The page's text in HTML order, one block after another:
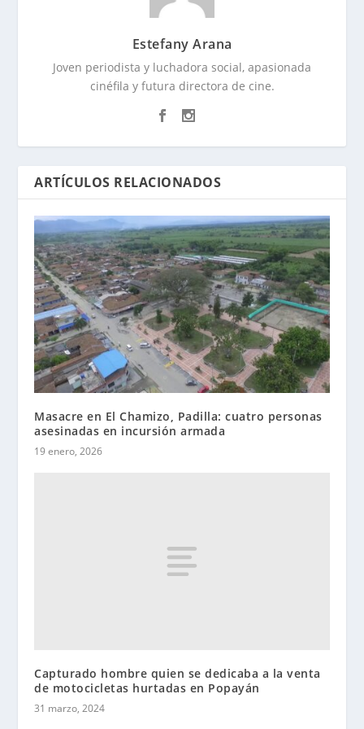
Estefany Arana
Joven periodista y luchadora social, apasionada
cinéfila y futura directora de cine.
ARTÍCULOS RELACIONADOS
Masacre en El Chamizo, Padilla: cuatro personas
asesinadas en incursión armada
19 enero, 2026
Capturado hombre quien se dedicaba a la venta
de motocicletas hurtadas en Popayán
31 marzo, 2024